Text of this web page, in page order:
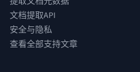
文档提取API
安全与隐私
查看全部支持文章